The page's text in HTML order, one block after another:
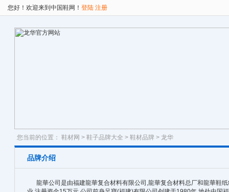
您好！欢迎来到中国鞋网！ 登陆 注册
您当前的位置： 鞋材网 > 鞋子品牌大全 > 鞋材品牌 > 龙华
品牌介绍
龍華公司是由福建龍華复合材料有限公司,龍華复合材料总厂和龍華鞋